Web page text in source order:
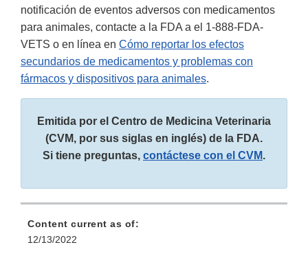
notificación de eventos adversos con medicamentos
para animales, contacte a la FDA a el 1-888-FDA-
VETS o en línea en Cómo reportar los efectos
secundarios de medicamentos y problemas con
fármacos y dispositivos para animales.
Emitida por el Centro de Medicina Veterinaria
(CVM, por sus siglas en inglés) de la FDA.
Si tiene preguntas, contáctese con el CVM.
Content current as of:
12/13/2022